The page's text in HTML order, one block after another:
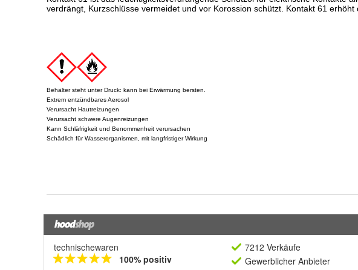
technischewaren
100% positiv
7212 Verkäufe
Gewerblicher Anbieter